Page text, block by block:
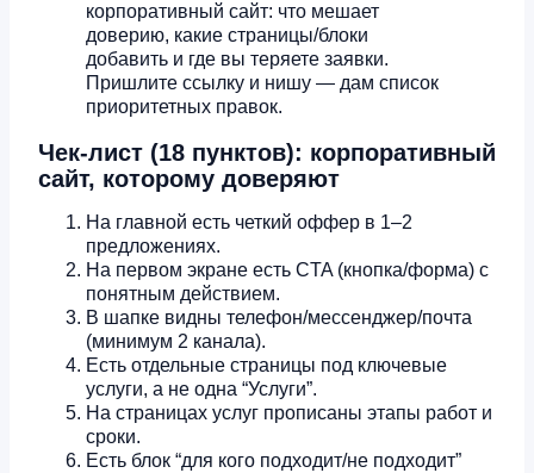
корпоративный сайт: что мешает
доверию, какие страницы/блоки
добавить и где вы теряете заявки.
Пришлите ссылку и нишу — дам список
приоритетных правок.
Чек-лист (18 пунктов): корпоративный
сайт, которому доверяют
На главной есть четкий оффер в 1–2
предложениях.
На первом экране есть CTA (кнопка/форма) с
понятным действием.
В шапке видны телефон/мессенджер/почта
(минимум 2 канала).
Есть отдельные страницы под ключевые
услуги, а не одна “Услуги”.
На страницах услуг прописаны этапы работ и
сроки.
Есть блок “для кого подходит/не подходит”